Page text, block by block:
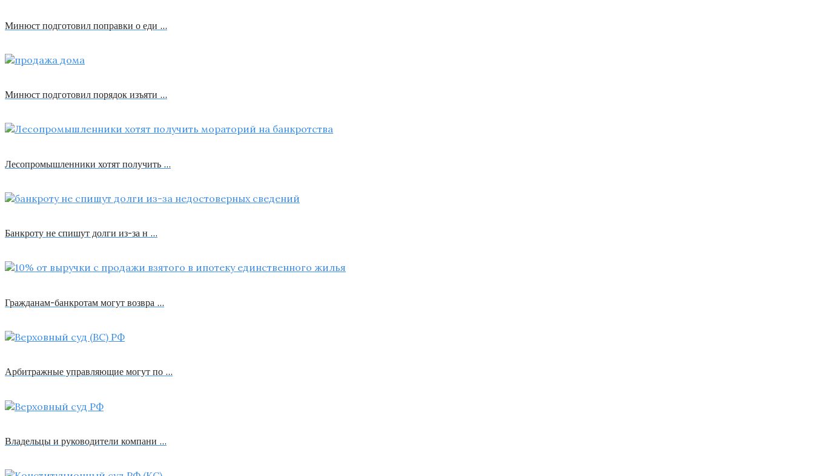
Минюст подготовил поправки о еди …
Минюст подготовил порядок изъяти …
Лесопромышленники хотят получить …
Банкроту не спишут долги из-за н …
Гражданам-банкротам могут возвра …
Арбитражные управляющие могут по …
Владельцы и руководители компани …